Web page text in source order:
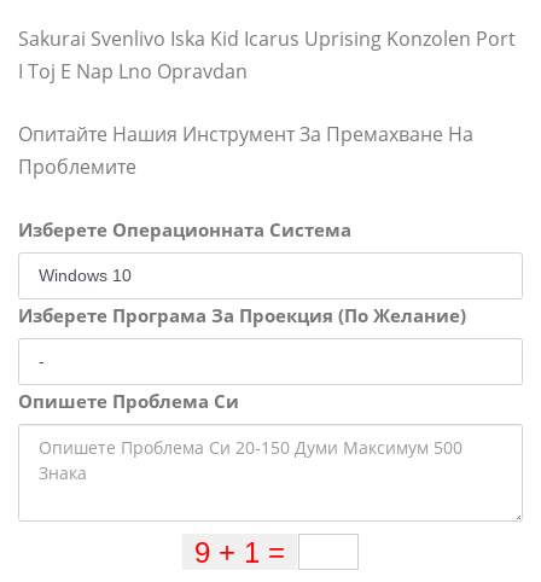
Sakurai Svenlivo Iska Kid Icarus Uprising Konzolen Port
I Toj E Nap Lno Opravdan
Опитайте Нашия Инструмент За Премахване На
Проблемите
Изберете Операционната Система
Изберете Програма За Проекция (По Желание)
Опишете Проблема Си